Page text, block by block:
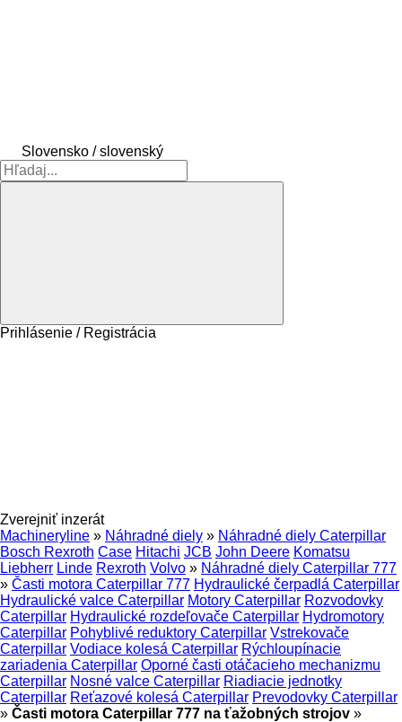
Slovensko / slovenský
Prihlásenie / Registrácia
Zverejniť inzerát
Machineryline » Náhradné diely » Náhradné diely Caterpillar
Bosch Rexroth Case Hitachi JCB John Deere Komatsu
Liebherr Linde Rexroth Volvo » Náhradné diely Caterpillar 777
» Časti motora Caterpillar 777 Hydraulické čerpadlá Caterpillar
Hydraulické valce Caterpillar Motory Caterpillar Rozvodovky
Caterpillar Hydraulické rozdeľovače Caterpillar Hydromotory
Caterpillar Pohyblivé reduktory Caterpillar Vstrekovače
Caterpillar Vodiace kolesá Caterpillar Rýchloupínacie
zariadenia Caterpillar Oporné časti otáčacieho mechanizmu
Caterpillar Nosné valce Caterpillar Riadiacie jednotky
Caterpillar Reťazové kolesá Caterpillar Prevodovky Caterpillar
» Časti motora Caterpillar 777 na ťažobných strojov »